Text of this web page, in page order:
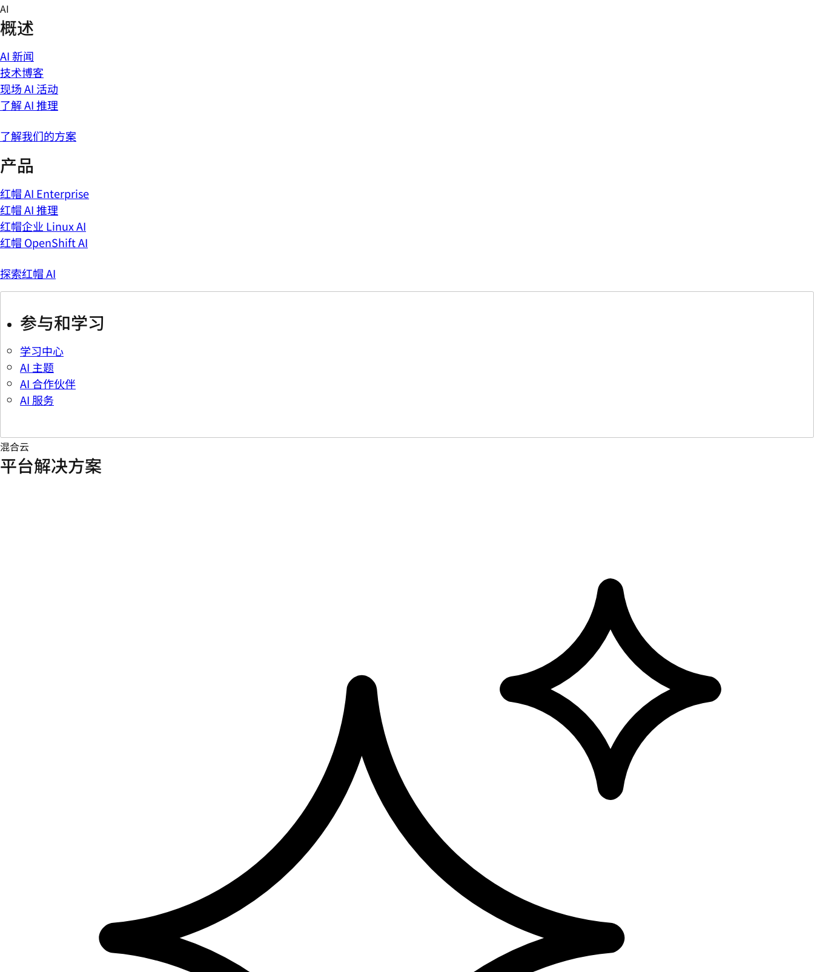
Skip
to
content
AI
概述
AI 新闻
技术博客
现场 AI 活动
了解 AI 推理
了解我们的方案
产品
红帽 AI Enterprise
红帽 AI 推理
红帽企业 Linux AI
红帽 OpenShift AI
探索红帽 AI
参与和学习
学习中心
AI 主题
AI 合作伙伴
AI 服务
混合云
平台解决方案